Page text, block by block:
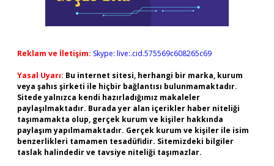
Reklam ve İletişim: Skype: live:.cid.575569c608265c69
Yasal Uyarı: Bu internet sitesi, herhangi bir marka, kurum
veya şahıs şirketi ile hiçbir bağlantısı bulunmamaktadır.
Sitede yalnızca kendi hazırladığımız makaleler
paylaşılmaktadır. Burada yer alan içerikler haber niteliği
taşımamakta olup, gerçek kurum ve kişiler hakkında
paylaşım yapılmamaktadır. Gerçek kurum ve kişiler ile isim
benzerlikleri tamamen tesadüfidir. Sitemizdeki bilgiler
taslak halindedir ve tavsiye niteliği taşımazlar.